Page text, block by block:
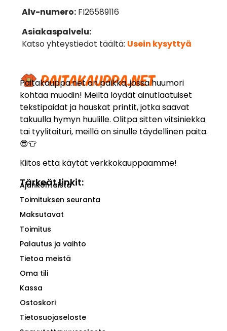
Paitakauppa.net on paikka, jossa huumori
kohtaa muodin! Meiltä löydät ainutlaatuiset
tekstipaidat ja hauskat printit, jotka saavat
takuulla hymyn huulille. Olitpa sitten vitsiniekka
tai tyylitaituri, meillä on sinulle täydellinen paita.
😎👕
Kiitos että käytät verkkokauppaamme!
Tärkeät linkit:
Ajankohtaista
Toimituksen seuranta
Maksutavat
Toimitus
Palautus ja vaihto
Tietoa meistä
Oma tili
Kassa
Ostoskori
Tietosuojaseloste
Alv-numero:FI26589116
Asiakaspalvelu:
Katso yhteystiedot täältä: Usein kysyttyä